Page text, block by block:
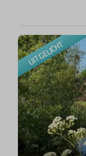
UITGELICHT